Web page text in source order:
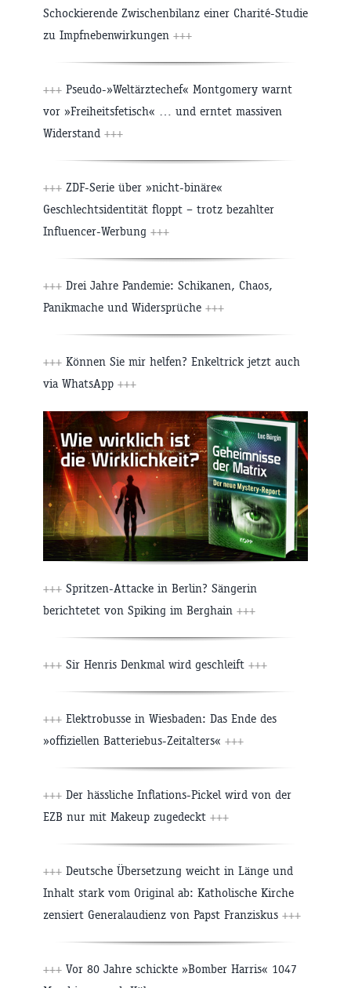
Schockierende Zwischenbilanz einer Charité-Studie
zu Impfnebenwirkungen +++
+++ Pseudo-»Weltärztechef« Montgomery warnt
vor »Freiheitsfetisch« … und erntet massiven
Widerstand +++
+++ ZDF-Serie über »nicht-binäre«
Geschlechtsidentität floppt – trotz bezahlter
Influencer-Werbung +++
+++ Drei Jahre Pandemie: Schikanen, Chaos,
Panikmache und Widersprüche +++
+++ Können Sie mir helfen? Enkeltrick jetzt auch
via WhatsApp +++
+++ Spritzen-Attacke in Berlin? Sängerin
berichtetet von Spiking im Berghain +++
+++ Sir Henris Denkmal wird geschleift +++
+++ Elektrobusse in Wiesbaden: Das Ende des
»offiziellen Batteriebus-Zeitalters« +++
+++ Der hässliche Inflations-Pickel wird von der
EZB nur mit Makeup zugedeckt +++
+++ Deutsche Übersetzung weicht in Länge und
Inhalt stark vom Original ab: Katholische Kirche
zensiert Generalaudienz von Papst Franziskus +++
+++ Vor 80 Jahre schickte »Bomber Harris« 1047